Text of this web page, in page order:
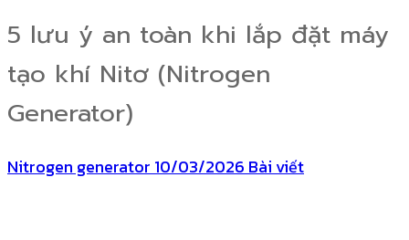
5 lưu ý an toàn khi lắp đặt máy
tạo khí Nitơ (Nitrogen
Generator)
Nitrogen generator 10/03/2026 Bài viết